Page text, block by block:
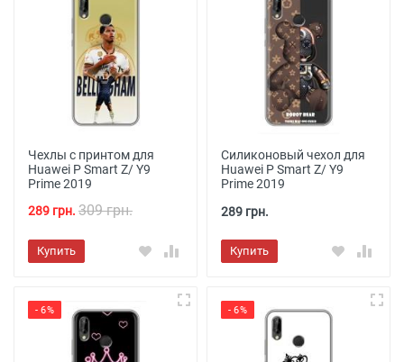
Чехлы с принтом для
Huawei P Smart Z/ Y9
Prime 2019
289 грн. 309 грн.
Купить
Силиконовый чехол для
Huawei P Smart Z/ Y9
Prime 2019
289 грн.
Купить
- 6% - 6%